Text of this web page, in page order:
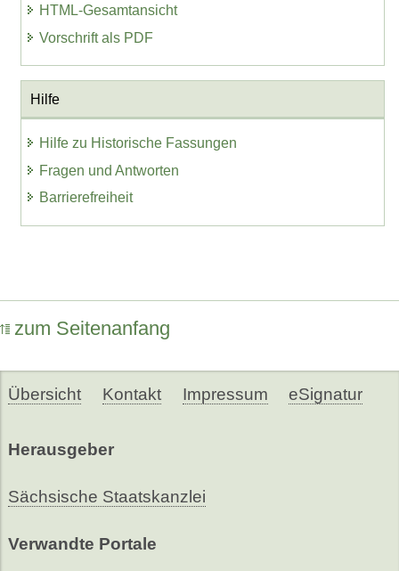
HTML-Gesamtansicht
Vorschrift als PDF
Hilfe
Hilfe zu Historische Fassungen
Fragen und Antworten
Barrierefreiheit
zum Seitenanfang
Übersicht Kontakt Impressum eSignatur
Herausgeber
Sächsische Staatskanzlei
Verwandte Portale